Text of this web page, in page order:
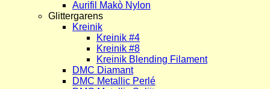
Aurifil Makò Nylon
Glittergarens
Kreinik
Kreinik #4
Kreinik #8
Kreinik Blending Filament
DMC Diamant
DMC Metallic Perlé